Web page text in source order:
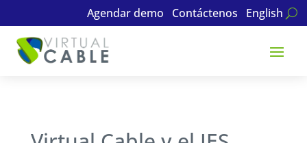
Agendar demo Contáctenos English